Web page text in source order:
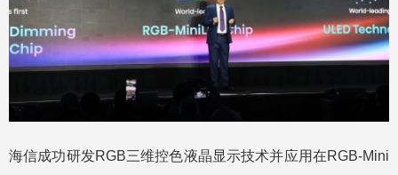
海信成功研发RGB三维控色液晶显示技术并应用在RGB-Mini